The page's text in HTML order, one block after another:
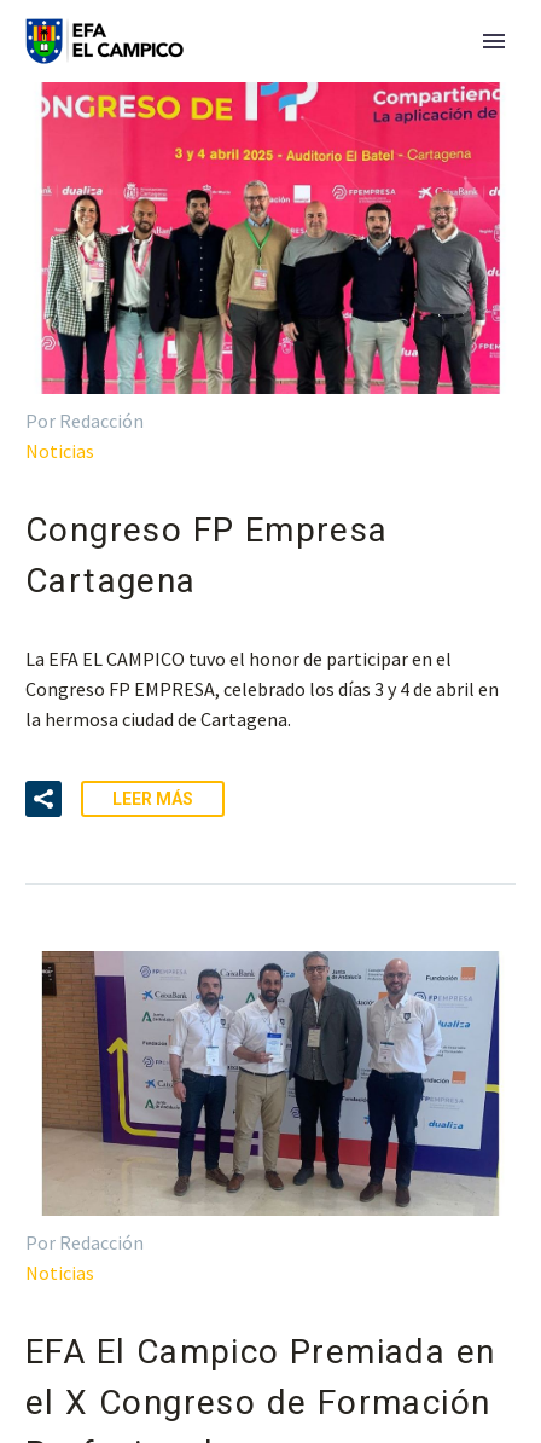
Por Redacción
Noticias
Congreso FP Empresa
Cartagena
La EFA EL CAMPICO tuvo el honor de participar en el
Congreso FP EMPRESA, celebrado los días 3 y 4 de abril en
la hermosa ciudad de Cartagena.
LEER MÁS
Por Redacción
Noticias
EFA El Campico Premiada en
el X Congreso de Formación